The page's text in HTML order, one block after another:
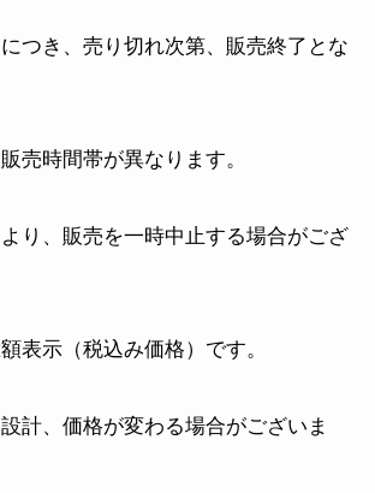
つき、売り切れ次第、販売終了とな
売時間帯が異なります。
り、販売を一時中止する場合がござ
表示（税込み価格）です。
計、価格が変わる場合がございま